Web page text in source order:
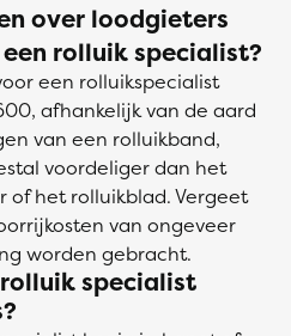
over loodgieters
rolluik specialist?
een rolluikspecialist
afhankelijk van de aard
van een rolluikband,
voordeliger dan het
of het rolluikblad. Vergeet
van ongeveer
worden gebracht.
specialist